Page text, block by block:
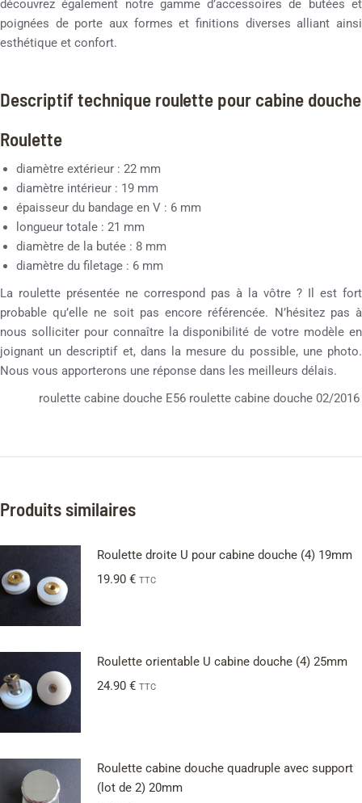
découvrez également notre gamme d’accessoires de butées et
poignées de porte aux formes et finitions diverses alliant ainsi
esthétique et confort.
Descriptif technique roulette pour cabine douche
Roulette
diamètre extérieur : 22 mm
diamètre intérieur : 19 mm
épaisseur du bandage en V : 6 mm
longueur totale : 21 mm
diamètre de la butée : 8 mm
diamètre du filetage : 6 mm
La roulette présentée ne correspond pas à la vôtre ? Il est fort
probable qu’elle ne soit pas encore référencée. N’hésitez pas à
nous solliciter pour connaître la disponibilité de votre modèle en
joignant un descriptif et, dans la mesure du possible, une photo.
Nous vous apporterons une réponse dans les meilleurs délais.
roulette cabine douche E56 roulette cabine douche 02/2016
Produits similaires
Roulette droite U pour cabine douche (4) 19mm
19.90 € TTC
Roulette orientable U cabine douche (4) 25mm
24.90 € TTC
Roulette cabine douche quadruple avec support
(lot de 2) 20mm